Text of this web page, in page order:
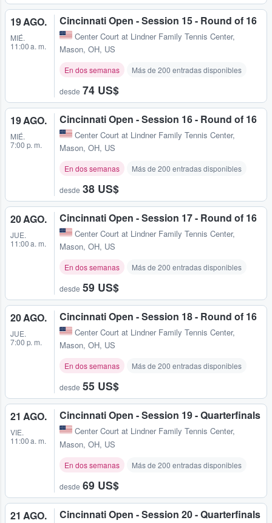
19 AGO.
MIÉ.
11:00 a. m.
Cincinnati Open - Session 15 - Round of 16
Center Court at Lindner Family Tennis Center,
Mason, OH, US
En dos semanas Más de 200 entradas disponibles
desde 74 US$
19 AGO.
MIÉ.
7:00 p. m.
Cincinnati Open - Session 16 - Round of 16
Center Court at Lindner Family Tennis Center,
Mason, OH, US
En dos semanas Más de 200 entradas disponibles
desde 38 US$
20 AGO.
JUE.
11:00 a. m.
Cincinnati Open - Session 17 - Round of 16
Center Court at Lindner Family Tennis Center,
Mason, OH, US
En dos semanas Más de 200 entradas disponibles
desde 59 US$
20 AGO.
JUE.
7:00 p. m.
Cincinnati Open - Session 18 - Round of 16
Center Court at Lindner Family Tennis Center,
Mason, OH, US
En dos semanas Más de 200 entradas disponibles
desde 55 US$
21 AGO.
VIE.
11:00 a. m.
Cincinnati Open - Session 19 - Quarterfinals
Center Court at Lindner Family Tennis Center,
Mason, OH, US
En dos semanas Más de 200 entradas disponibles
desde 69 US$
21 AGO. Cincinnati Open - Session 20 - Quarterfinals